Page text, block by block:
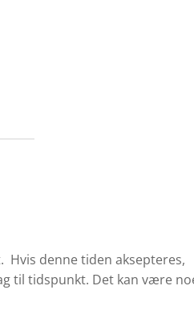
Hvis denne tiden aksepteres,
til tidspunkt. Det kan være